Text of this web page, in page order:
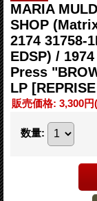
MARIA
SHOP
2174 31758-
EDSP) /
Press
LP
販売価格: 3,300円
数量: